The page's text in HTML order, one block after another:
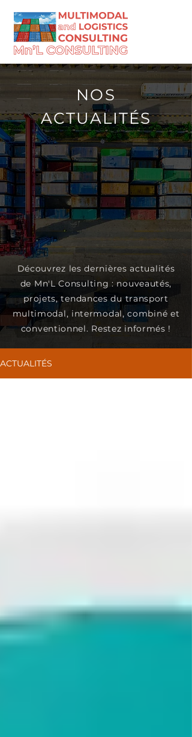
NOS
ACTUALITÉS
Découvrez les dernières actualités
de Mn'L Consulting : nouveautés,
projets, tendances du transport
multimodal, intermodal, combiné et
conventionnel. Restez informés !
ACTUALITÉS